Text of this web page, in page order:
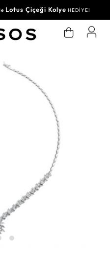
Lotus Çiçeği Kolye HEDİYE!